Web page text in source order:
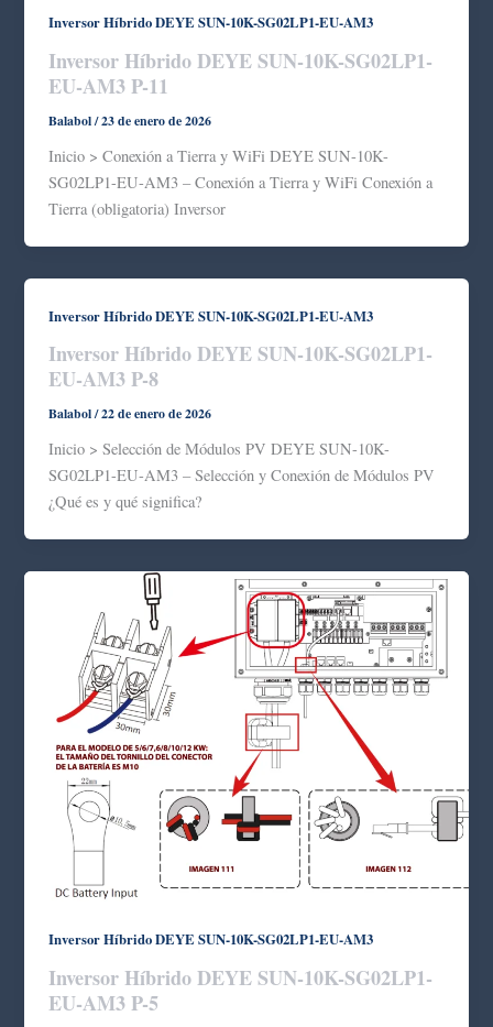
Inversor Híbrido DEYE SUN-10K-SG02LP1-EU-AM3
Inversor Híbrido DEYE SUN-10K-SG02LP1-
EU-AM3 P-11
Balabol/23 de enero de 2026
Inicio > Conexión a Tierra y WiFi DEYE SUN-10K-
SG02LP1-EU-AM3 – Conexión a Tierra y WiFi Conexión a
Tierra (obligatoria) Inversor
Inversor Híbrido DEYE SUN-10K-SG02LP1-EU-AM3
Inversor Híbrido DEYE SUN-10K-SG02LP1-
EU-AM3 P-8
Balabol/22 de enero de 2026
Inicio > Selección de Módulos PV DEYE SUN-10K-
SG02LP1-EU-AM3 – Selección y Conexión de Módulos PV
¿Qué es y qué significa?
Inversor Híbrido DEYE SUN-10K-SG02LP1-EU-AM3
Inversor Híbrido DEYE SUN-10K-SG02LP1-
EU-AM3 P-5